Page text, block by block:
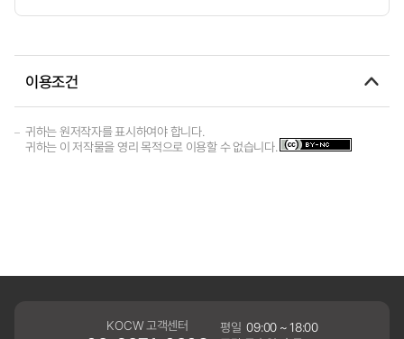
이용조건
귀하는 원저작자를 표시하여야 합니다.
귀하는 이 저작물을 영리 목적으로 이용할 수 없습니다.
KOCW 고객센터 평일 09:00 ~ 18:00